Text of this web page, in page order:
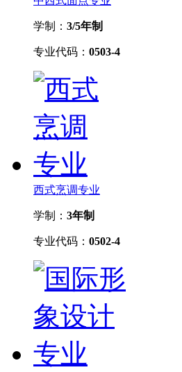
学制： 3/5年制
专业代码： 0503-4
西式烹调专业
学制： 3年制
专业代码： 0502-4